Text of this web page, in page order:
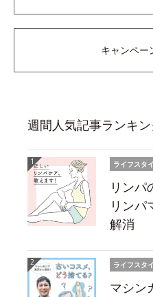
キャンペー
週間人気記事ランキ
ライフスタ
リンパ
リンパ
解消
ライフスタ
マシン